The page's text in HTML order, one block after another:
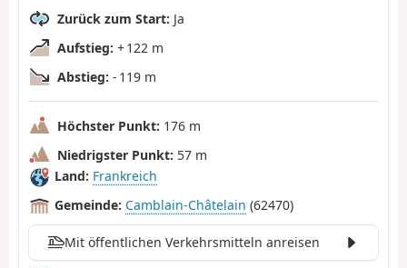
Zurück zum Start: Ja
Aufstieg: + 122 m
Abstieg: - 119 m
Höchster Punkt: 176 m
Niedrigster Punkt: 57 m
Land: Frankreich
Gemeinde: Camblain-Châtelain (62470)
Mit öffentlichen Verkehrsmitteln anreisen